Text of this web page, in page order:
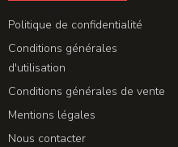
Politique de confidentialité
Conditions générales
d'utilisation
Conditions générales de vente
Mentions légales
Nous contacter